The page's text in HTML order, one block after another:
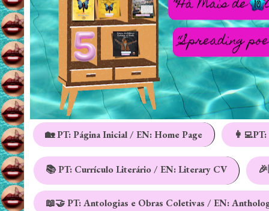
🏡 PT: Página Inicial / EN: Home Page
📚 PT: Currículo Literário / EN: Literary CV
📖🤝 PT: Antologias e Obras Coletivas / EN: